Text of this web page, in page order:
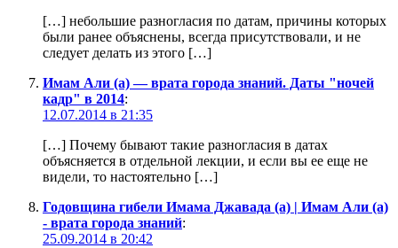
[…] небольшие разногласия по датам, причины которых
были ранее объяснены, всегда присутствовали, и не
следует делать из этого […]
Имам Али (а) — врата города знаний. Даты "ночей
кадр" в 2014:
12.07.2014 в 21:35
[…] Почему бывают такие разногласия в датах
объясняется в отдельной лекции, и если вы ее еще не
видели, то настоятельно […]
Годовщина гибели Имама Джавада (а) | Имам Али (а)
- врата города знаний:
25.09.2014 в 20:42